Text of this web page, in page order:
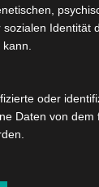
Identität
oder
Daten von dem